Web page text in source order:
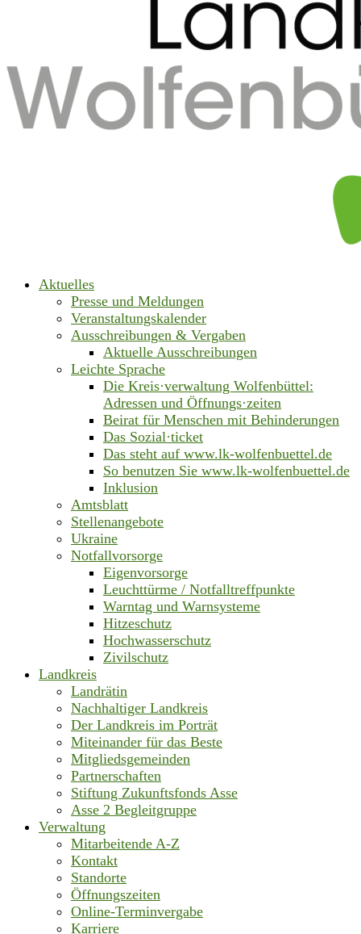
Aktuelles
Presse und Meldungen
Veranstaltungskalender
Ausschreibungen & Vergaben
Aktuelle Ausschreibungen
Leichte Sprache
Die Kreis·verwaltung Wolfenbüttel:
Adressen und Öffnungs·zeiten
Beirat für Menschen mit Behinderungen
Das Sozial·ticket
Das steht auf www.lk-wolfenbuettel.de
So benutzen Sie www.lk-wolfenbuettel.de
Inklusion
Amtsblatt
Stellenangebote
Ukraine
Notfallvorsorge
Eigenvorsorge
Leuchttürme / Notfalltreffpunkte
Warntag und Warnsysteme
Hitzeschutz
Hochwasserschutz
Zivilschutz
Landkreis
Landrätin
Nachhaltiger Landkreis
Der Landkreis im Porträt
Miteinander für das Beste
Mitgliedsgemeinden
Partnerschaften
Stiftung Zukunftsfonds Asse
Asse 2 Begleitgruppe
Verwaltung
Mitarbeitende A-Z
Kontakt
Standorte
Öffnungszeiten
Online-Terminvergabe
Karriere